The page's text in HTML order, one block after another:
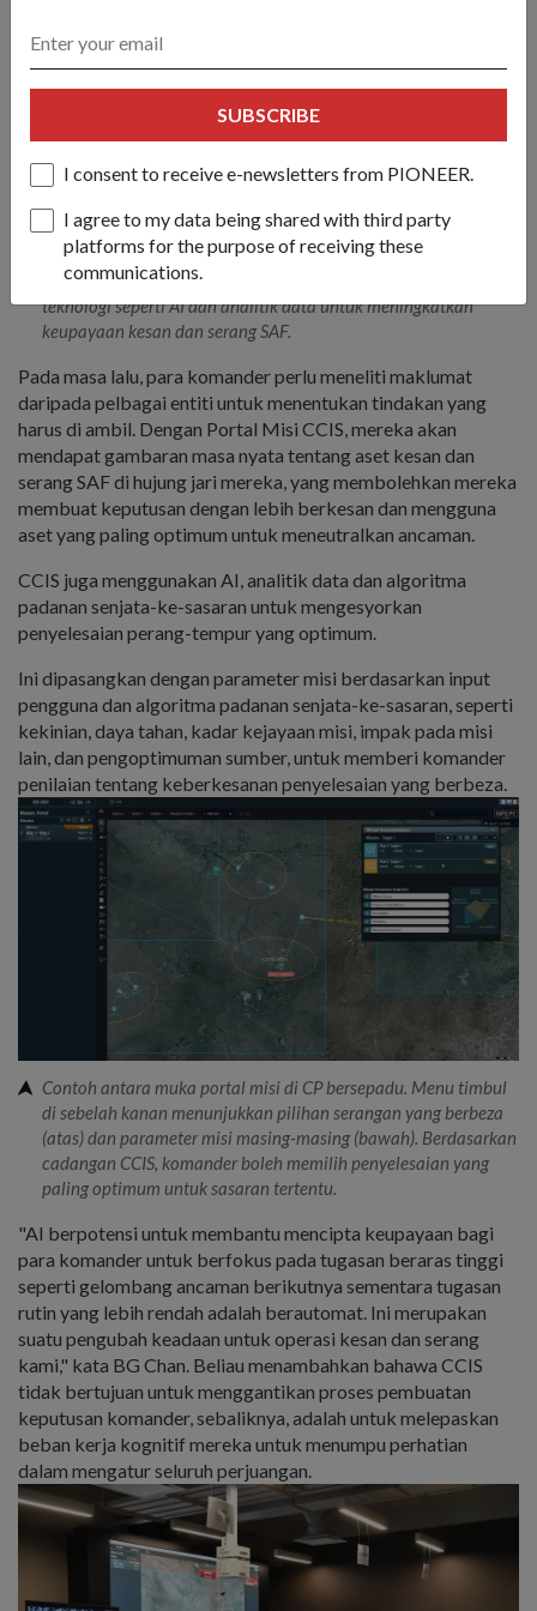
SUBSCRIBE
I consent to receive e-newsletters from PIONEER.
I agree to my data being shared with third party
platforms for the purpose of receiving these
communications.
Personel daripada kedua-dua RSAF dan Tentera Darat di CP
berbantu CCIS memantau perkembangan misi. CCIS mengguna
teknologi seperti AI dan analitik data untuk meningkatkan
keupayaan kesan dan serang SAF.
Pada masa lalu, para komander perlu meneliti maklumat
daripada pelbagai entiti untuk menentukan tindakan yang
harus di ambil. Dengan Portal Misi CCIS, mereka akan
mendapat gambaran masa nyata tentang aset kesan dan
serang SAF di hujung jari mereka, yang membolehkan mereka
membuat keputusan dengan lebih berkesan dan mengguna
aset yang paling optimum untuk meneutralkan ancaman.
CCIS juga menggunakan AI, analitik data dan algoritma
padanan senjata-ke-sasaran untuk mengesyorkan
penyelesaian perang-tempur yang optimum.
Ini dipasangkan dengan parameter misi berdasarkan input
pengguna dan algoritma padanan senjata-ke-sasaran, seperti
kekinian, daya tahan, kadar kejayaan misi, impak pada misi
lain, dan pengoptimuman sumber, untuk memberi komander
penilaian tentang keberkesanan penyelesaian yang berbeza.
Contoh antara muka portal misi di CP bersepadu. Menu timbul
di sebelah kanan menunjukkan pilihan serangan yang berbeza
(atas) dan parameter misi masing-masing (bawah). Berdasarkan
cadangan CCIS, komander boleh memilih penyelesaian yang
paling optimum untuk sasaran tertentu.
"AI berpotensi untuk membantu mencipta keupayaan bagi
para komander untuk berfokus pada tugasan beraras tinggi
seperti gelombang ancaman berikutnya sementara tugasan
rutin yang lebih rendah adalah berautomat. Ini merupakan
suatu pengubah keadaan untuk operasi kesan dan serang
kami," kata BG Chan. Beliau menambahkan bahawa CCIS
tidak bertujuan untuk menggantikan proses pembuatan
keputusan komander, sebaliknya, adalah untuk melepaskan
beban kerja kognitif mereka untuk menumpu perhatian
dalam mengatur seluruh perjuangan.